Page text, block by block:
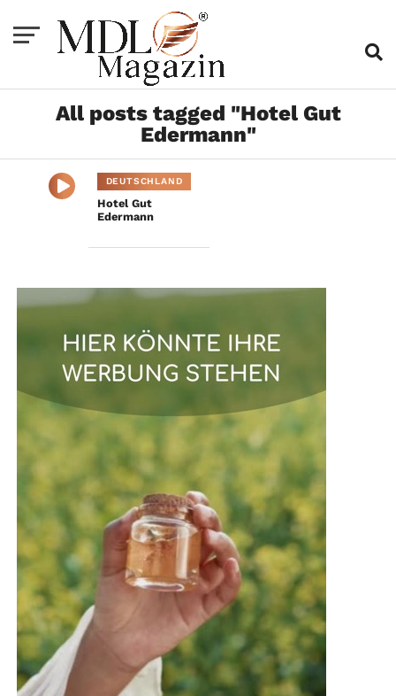
All posts tagged "Hotel Gut
Edermann"
DEUTSCHLAND
Hotel Gut
Edermann